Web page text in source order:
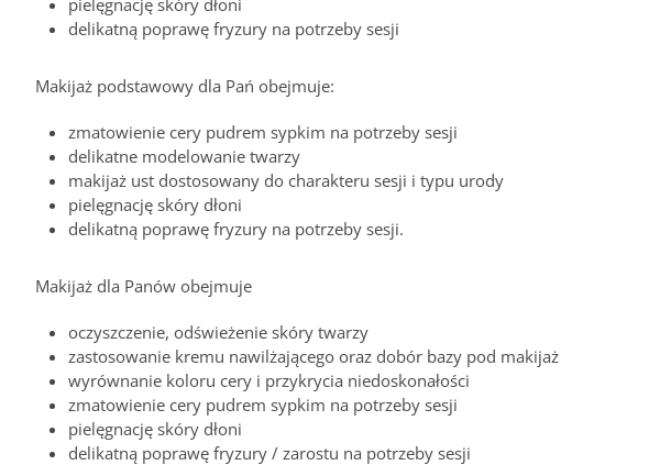
delikatną poprawę fryzury na potrzeby sesji
Makijaż podstawowy dla Pań obejmuje:
zmatowienie cery pudrem sypkim na potrzeby sesji
delikatne modelowanie twarzy
makijaż ust dostosowany do charakteru sesji i typu urody
pielęgnację skóry dłoni
delikatną poprawę fryzury na potrzeby sesji.
Makijaż dla Panów obejmuje
oczyszczenie, odświeżenie skóry twarzy
zastosowanie kremu nawilżającego oraz dobór bazy pod makijaż
wyrównanie koloru cery i przykrycia niedoskonałości
zmatowienie cery pudrem sypkim na potrzeby sesji
pielęgnację skóry dłoni
delikatną poprawę fryzury / zarostu na potrzeby sesji